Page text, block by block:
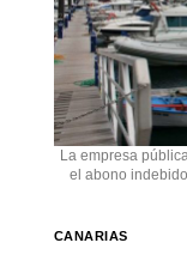
La empresa
el abono
CANARIAS